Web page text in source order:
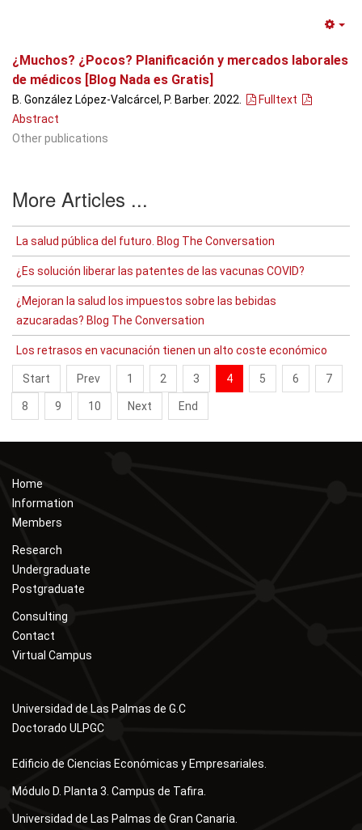
¿Muchos? ¿Pocos? Planificación y mercados laborales
de médicos [Blog Nada es Gratis]
B. González López-Valcárcel, P. Barber. 2022.
Fulltext
Abstract
Other publications
More Articles ...
La salud pública del futuro. Blog The Conversation
¿Es solución liberar las patentes de las vacunas COVID?
¿Mejoran la salud los impuestos sobre las bebidas
azucaradas? Blog The Conversation
Los retrasos en vacunación tienen un alto coste económico
Start Prev 1 2 3 4 5 6 7
8 9 10 Next End
Home
Information
Members
Research
Undergraduate
Postgraduate
Consulting
Contact
Virtual Campus
Universidad de Las Palmas de G.C
Doctorado ULPGC
Edificio de Ciencias Económicas y Empresariales.
Módulo D. Planta 3. Campus de Tafira.
Universidad de Las Palmas de Gran Canaria.